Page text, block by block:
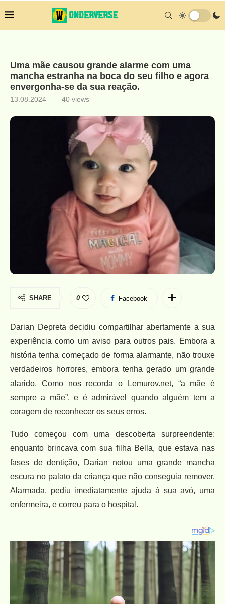
Uma mãe causou grande alarme com uma
mancha estranha na boca do seu filho e agora
envergonha-se da sua reação.
13.08.2024 40 views
SHARE 0 Facebook
Darian Depreta decidiu compartilhar abertamente a sua
experiência como um aviso para outros pais. Embora a
história tenha começado de forma alarmante, não trouxe
verdadeiros horrores, embora tenha gerado um grande
alarido. Como nos recorda o Lemurov.net, “a mãe é
sempre a mãe”, e é admirável quando alguém tem a
coragem de reconhecer os seus erros.
Tudo começou com uma descoberta surpreendente:
enquanto brincava com sua filha Bella, que estava nas
fases de dentição, Darian notou uma grande mancha
escura no palato da criança que não conseguia remover.
Alarmada, pediu imediatamente ajuda à sua avó, uma
enfermeira, e correu para o hospital.